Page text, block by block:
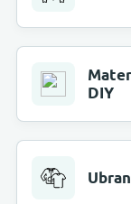
DIY